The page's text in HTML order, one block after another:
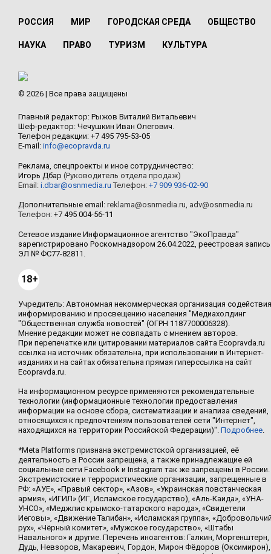
РОССИЯ МИР ГОРОДСКАЯ СРЕДА ОБЩЕСТВО
НАУКА ПРАВО ТУРИЗМ КУЛЬТУРА
© 2026 | Все права защищены
Главный редактор: Рыжов Виталий Витальевич
Шеф-редактор: Чечушкин Иван Олегович.
Телефон редакции: +7 495 795-53-05
E-mail: info@ecopravda.ru
Реклама, спецпроекты и иное сотрудничество:
Игорь Дбар (Руководитель отдела продаж)
Email: i.dbar@osnmedia.ru Телефон: +7 909 936-02-90
Дополнительные email: reklama@osnmedia.ru, adv@osnmedia.ru
Телефон: +7 495 004-56-11
Сетевое издание Информационное агентство "ЭкоПравда"
зарегистрировано Роскомнадзором 26.04.2022, реестровая запись
ЭЛ № ФС77-82811.
18+
Учредитель: Автономная некоммерческая организация содействия
информированию и просвещению населения "Медиахолдинг
"Общественная служба новостей" (ОГРН 1187700006328).
Мнение редакции может не совпадать с мнением авторов.
При перепечатке или цитировании материалов сайта Ecopravda.ru
ссылка на источник обязательна, при использовании в Интернет-
изданиях и на сайтах обязательна прямая гиперссылка на сайт
Ecopravda.ru.
На информационном ресурсе применяются рекомендательные
технологии (информационные технологии предоставления
информации на основе сбора, систематизации и анализа сведений,
относящихся к предпочтениям пользователей сети "Интернет",
находящихся на территории Российской Федерации)". Подробнее.
*Meta Platforms признана экстремистской организацией, её
деятельность в России запрещена, а также принадлежащие ей
социальные сети Facebook и Instagram так же запрещены в России.
Экстремистские и террористические организации, запрещенные в
РФ: «АУЕ», «Правый сектор», «Азов», «Украинская повстанческая
армия», «ИГИЛ» (ИГ, Исламское государство), «Аль-Каида», «УНА-
УНСО», «Меджлис крымско-татарского народа», «Свидетели
Иеговы», «Движение Талибан», «Исламская группа»,
рух», «Чёрный комитет», «Мужское государство», «Штабы
Навального» и другие. Перечень иноагентов: Галкин, Моргенштерн,
Дудь, Невзоров, Макаревич, Гордон, Мирон Фёдоров (Оксимирон),